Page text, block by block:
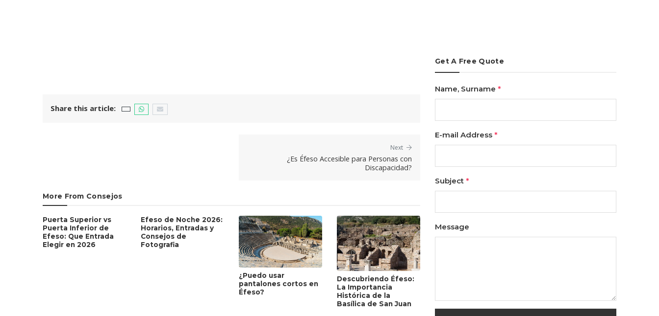
Share this article:
Next
¿Es Éfeso Accesible para Personas con
Discapacidad?
More From Consejos
Puerta Superior vs
Puerta Inferior de
Efeso: Que Entrada
Elegir en 2026
Efeso de Noche 2026:
Horarios, Entradas y
Consejos de
Fotografia
¿Puedo usar
pantalones cortos en
Éfeso?
Descubriendo Éfeso:
La Importancia
Histórica de la
Basílica de San Juan
Get A Free Quote
Name, Surname *
E-mail Address *
Subject *
Message